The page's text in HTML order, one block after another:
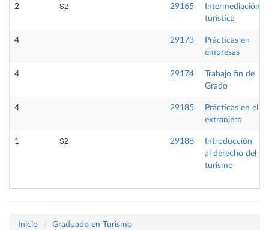
2 S2 29165
Intermediación
turística
4 29173
Prácticas en
empresas
4 29174
Trabajo fin de
Grado
4 29185
Prácticas en el
extranjero
1 S2 29188
Introducción
al derecho del
turismo
Inicio
Graduado en Turismo